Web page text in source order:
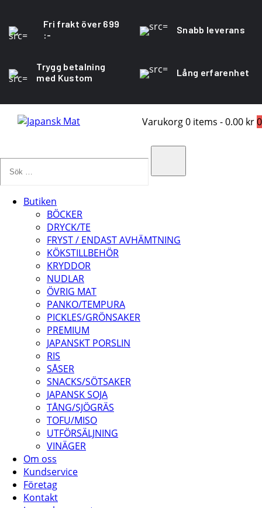
Fri frakt över 699
:-
Snabb leverans
Trygg betalning
med Kustom
Lång erfarenhet
Varukorg0 items -0.00 kr0
Butiken
BÖCKER
DRYCK/TE
FRYST / ENDAST AVHÄMTNING
KÖKSTILLBEHÖR
KRYDDOR
NUDLAR
ÖVRIG MAT
PANKO/TEMPURA
PICKLES/GRÖNSAKER
PREMIUM
JAPANSKT PORSLIN
RIS
SÅSER
SNACKS/SÖTSAKER
JAPANSK SOJA
TÅNG/SJÖGRÄS
TOFU/MISO
UTFÖRSÄLJNING
VINÄGER
Om oss
Kundservice
Företag
Kontakt